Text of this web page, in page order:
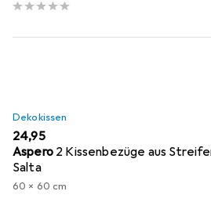
Dekokissen
EUR
24,95
Aspero 2 Kissenbezüge aus
Salta
60 x 60 cm